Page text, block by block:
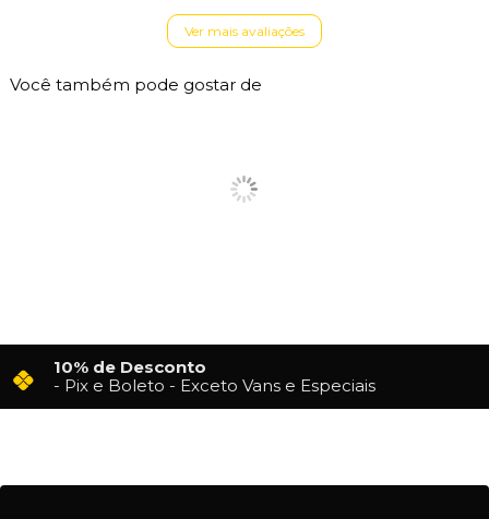
Ver mais avaliações
Você também pode gostar de
10% de Desconto
- Pix e Boleto - Exceto Vans e Especiais